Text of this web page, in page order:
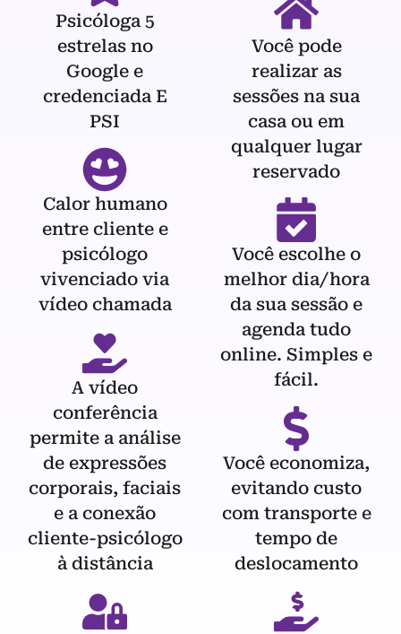
Psicóloga 5
estrelas no
Google e
credenciada E
PSI
Calor humano
entre cliente e
psicólogo
vivenciado via
vídeo chamada
A vídeo
conferência
permite a análise
de expressões
corporais, faciais
e a conexão
cliente-psicólogo
à distância
Você pode
realizar as
sessões na sua
casa ou em
qualquer lugar
reservado
Você escolhe o
melhor dia/hora
da sua sessão e
agenda tudo
online. Simples e
fácil.
Você economiza,
evitando custo
com transporte e
tempo de
deslocamento